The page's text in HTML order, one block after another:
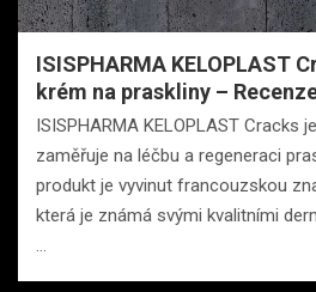
ISISPHARMA KELOPLAST
krém na praskliny –
ISISPHARMA KELOPLAST Cracks
zaměřuje na léčbu a regeneraci
produkt je vyvinut francouzskou
která je známá svými kvalitními
…